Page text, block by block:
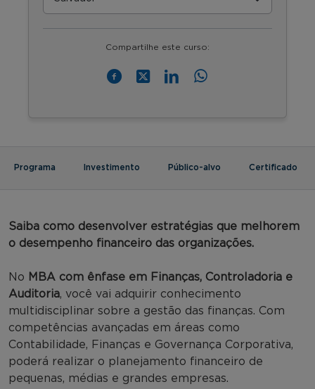
Compartilhe este curso:
Programa Investimento Público-alvo Certificado
Saiba como desenvolver estratégias que melhorem
o desempenho financeiro das organizações.
No MBA com ênfase em Finanças, Controladoria e
Auditoria, você vai adquirir conhecimento
multidisciplinar sobre a gestão das finanças. Com
competências avançadas em áreas como
Contabilidade, Finanças e Governança Corporativa,
poderá realizar o planejamento financeiro de
pequenas, médias e grandes empresas.